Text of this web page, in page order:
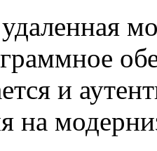
и
на